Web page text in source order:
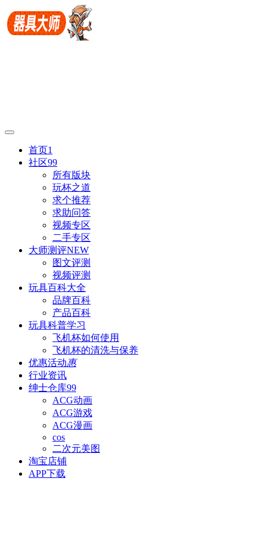
首页1
社区99
所有版块
玩杯之道
求个推荐
求助问答
视频专区
二手专区
大师测评NEW
图文评测
视频评测
玩具百科大全
品牌百科
产品百科
玩具科普学习
飞机杯如何使用
飞机杯的清洗与保养
优惠活动惠
行业资讯
绅士仓库99
ACG动画
ACG游戏
ACG漫画
cos
二次元美图
淘宝店铺
APP下载